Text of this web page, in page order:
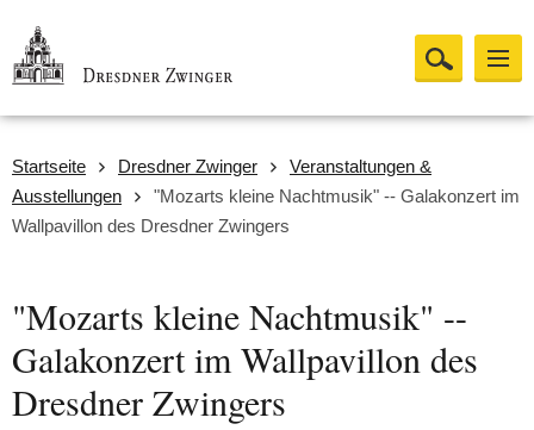
Startseite Dresdner Zwinger
Veranstaltungen &
Ausstellungen
"Mozarts kleine Nachtmusik" -- Galakonzert im
Wallpavillon des Dresdner Zwingers
"Mozarts kleine Nachtmusik" --
Galakonzert im Wallpavillon des
Dresdner Zwingers